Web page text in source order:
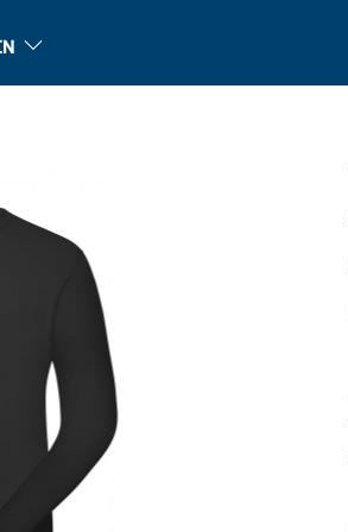
Unternehmen: Untermenü öffnen